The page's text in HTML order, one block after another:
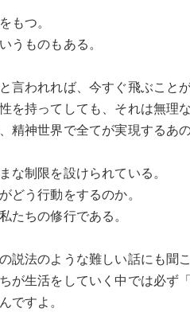
もつ。
うものもある。
言われれば、今すぐ飛ぶこと
を持ってしても、それは無理な
精神世界で全てが実現するあ
な制限を設けられている。
どう行動をするのか。
たちの修行である。
説法のような難しい話にも聞こ
が生活をしていく中では必ず
ですよ。